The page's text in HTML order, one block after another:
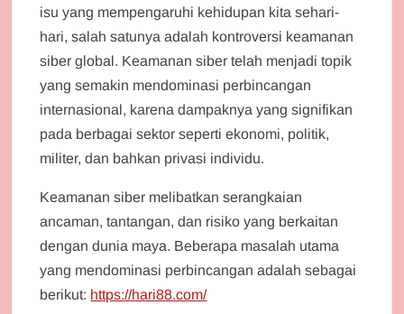
isu yang mempengaruhi kehidupan kita sehari-
hari, salah satunya adalah kontroversi keamanan
siber global. Keamanan siber telah menjadi topik
yang semakin mendominasi perbincangan
internasional, karena dampaknya yang signifikan
pada berbagai sektor seperti ekonomi, politik,
militer, dan bahkan privasi individu.
Keamanan siber melibatkan serangkaian
ancaman, tantangan, dan risiko yang berkaitan
dengan dunia maya. Beberapa masalah utama
yang mendominasi perbincangan adalah sebagai
berikut: https://hari88.com/